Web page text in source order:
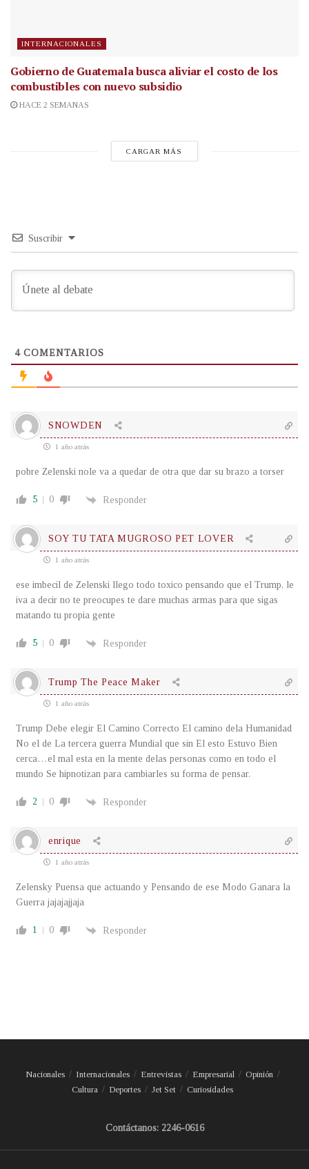
INTERNACIONALES
Gobierno de Guatemala busca aliviar el costo de los
combustibles con nuevo subsidio
HACE 2 SEMANAS
CARGAR MÁS
Suscribir
4COMENTARIOS
SNOWDEN
1 año atrás
pobre Zelenski nole va a quedar de otra que dar su brazo a torser
5 0 Responder
SOY TU TATA MUGROSO PET LOVER
1 año atrás
ese imbecil de Zelenski llego todo toxico pensando que el Trump, le
iva a decir no te preocupes te dare muchas armas para que sigas
matando tu propia gente
5 0 Responder
Trump The Peace Maker
1 año atrás
Trump Debe elegir El Camino Correcto El camino dela Humanidad
No el de La tercera guerra Mundial que sin El esto Estuvo Bien
cerca…el mal esta en la mente delas personas como en todo el
mundo Se hipnotizan para cambiarles su forma de pensar.
2 0 Responder
enrique
1 año atrás
Zelensky Puensa que actuando y Pensando de ese Modo Ganara la
Guerra jajajajjaja
1 0 Responder
Nacionales Internacionales Entrevistas Empresarial
Opinión
Cultura
Deportes Jet Set Curiosidades
Contáctanos: 2246-0616